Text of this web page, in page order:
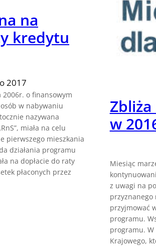
na
kredytu
2017
o finansowym
w nabywaniu
nazywana
miała na celu
pierwszego mieszkania
działania programu
na dopłacie do raty
płaconych przez
w
Miesiąc
z uwagi na
przyznanego
przyjmować
programu.
programu.
Krajowego,